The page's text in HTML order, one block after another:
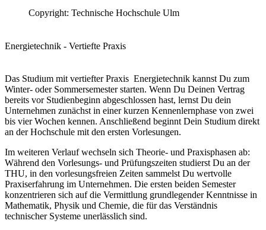
Copyright: Technische Hochschule Ulm
Energietechnik - Vertiefte Praxis
Das Studium mit vertiefter Praxis Energietechnik kannst Du zum
Winter- oder Sommersemester starten. Wenn Du Deinen Vertrag
bereits vor Studienbeginn abgeschlossen hast, lernst Du dein
Unternehmen zunächst in einer kurzen Kennenlernphase von zwei
bis vier Wochen kennen. Anschließend beginnt Dein Studium direkt
an der Hochschule mit den ersten Vorlesungen.
Im weiteren Verlauf wechseln sich Theorie- und Praxisphasen ab:
Während den Vorlesungs- und Prüfungszeiten studierst Du an der
THU, in den vorlesungsfreien Zeiten sammelst Du wertvolle
Praxiserfahrung im Unternehmen. Die ersten beiden Semester
konzentrieren sich auf die Vermittlung grundlegender Kenntnisse in
Mathematik, Physik und Chemie, die für das Verständnis
technischer Systeme unerlässlich sind.